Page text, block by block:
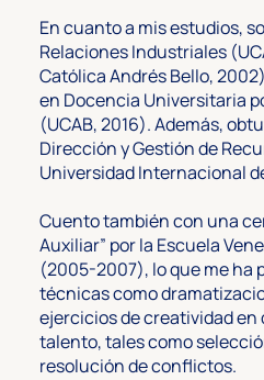
En cuanto a mis estudios,
Relaciones Industriales
Católica Andrés Bello,
en Docencia Universitaria
(UCAB, 2016). Además,
Dirección y Gestión de
Universidad Internacional
Cuento también con una
Auxiliar” por la Escuela
(2005-2007), lo que me ha
técnicas como
ejercicios de creatividad
talento, tales como
resolución de conflictos.